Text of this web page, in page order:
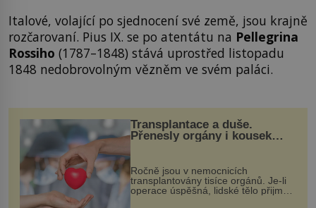
Italové, volající po sjednocení své země, jsou krajně
rozčarovaní. Pius IX. se po atentátu na Pellegrina
Rossiho (1787–1848) stává uprostřed listopadu
1848 nedobrovolným vězněm ve svém paláci.
Transplantace a duše.
Přenesly orgány i kousek
Ročně jsou v nemocnicích
transplantovány tisíce orgánů. Je-li
operace úspěšná, lidské tělo přijme